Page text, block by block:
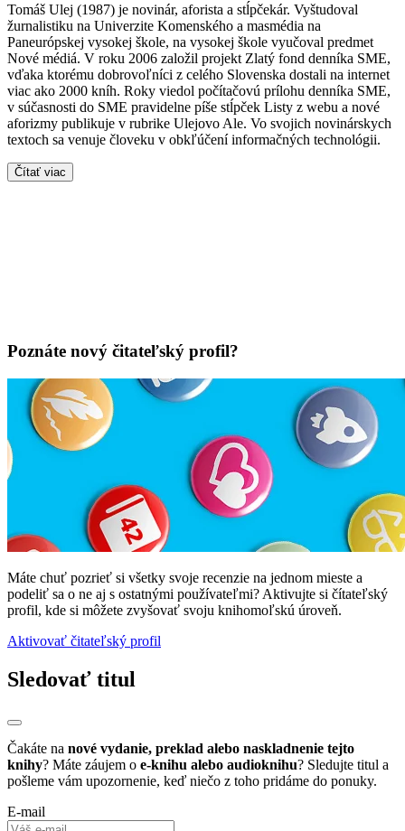
Tomáš Ulej (1987) je novinár, aforista a stĺpčekár. Vyštudoval
žurnalistiku na Univerzite Komenského a masmédia na
Paneurópskej vysokej škole, na vysokej škole vyučoval predmet
Nové médiá. V roku 2006 založil projekt Zlatý fond denníka SME,
vďaka ktorému dobrovoľníci z celého Slovenska dostali na internet
viac ako 2000 kníh. Roky viedol počítačovú prílohu denníka SME,
v súčasnosti do SME pravidelne píše stĺpček Listy z webu a nové
aforizmy publikuje v rubrike Ulejovo Ale. Vo svojich novinárskych
textoch sa venuje človeku v obkľúčení informačných technológii.
Čítať viac
Poznáte nový čitateľský profil?
Máte chuť pozrieť si všetky svoje recenzie na jednom mieste a
podeliť sa o ne aj s ostatnými používateľmi? Aktivujte si čítateľský
profil, kde si môžete zvyšovať svoju knihomoľskú úroveň.
Aktivovať čitateľský profil
Sledovať titul
Čakáte na nové vydanie, preklad alebo naskladnenie tejto
knihy? Máte záujem o e-knihu alebo audioknihu? Sledujte titul a
pošleme vám upozornenie, keď niečo z toho pridáme do ponuky.
E-mail